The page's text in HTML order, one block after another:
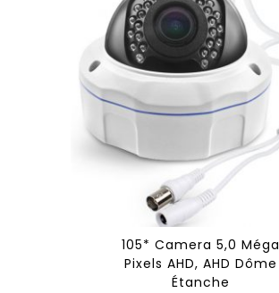
105* Camera 5,0 Méga
Pixels AHD, AHD Dôme
Étanche